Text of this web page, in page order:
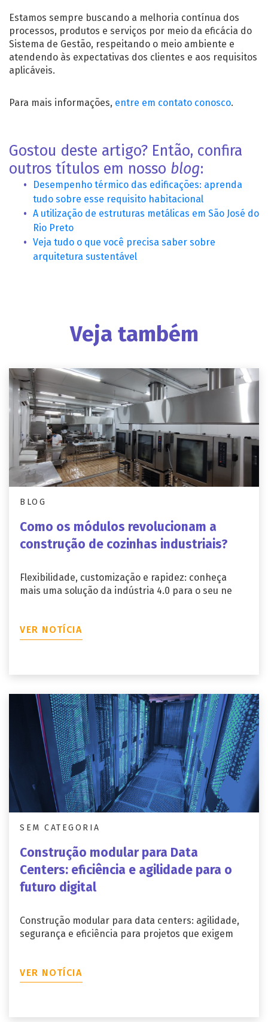
Estamos sempre buscando a melhoria contínua dos
processos, produtos e serviços por meio da eficácia do
Sistema de Gestão, respeitando o meio ambiente e
atendendo às expectativas dos clientes e aos requisitos
aplicáveis.
Para mais informações, entre em contato conosco.
Gostou deste artigo? Então, confira
outros títulos em nosso blog:
Desempenho térmico das edificações: aprenda
tudo sobre esse requisito habitacional
A utilização de estruturas metálicas em São José do
Rio Preto
Veja tudo o que você precisa saber sobre
arquitetura sustentável
Veja também
BLOG
Como os módulos revolucionam a
construção de cozinhas industriais?
Flexibilidade, customização e rapidez: conheça
mais uma solução da indústria 4.0 para o seu ne
VER NOTÍCIA
SEM CATEGORIA
Construção modular para Data
Centers: eficiência e agilidade para o
futuro digital
Construção modular para data centers: agilidade,
segurança e eficiência para projetos que exigem
VER NOTÍCIA